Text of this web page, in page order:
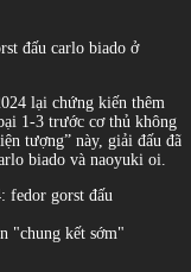
đấu carlo biado ở
lại chứng kiến thêm
1-3 trước cơ thủ không
tượng” này, giải đấu đã
biado và naoyuki oi.
"chung kết sớm"